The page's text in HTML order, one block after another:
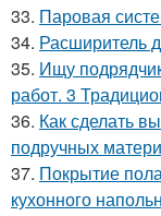
33. Паровая
34. Расширитель
35. Ищу
работ. 3
36. Как сделать
подручных
37. Покрытие
кухонного